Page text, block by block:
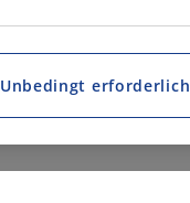
Unbedingt erforderlich